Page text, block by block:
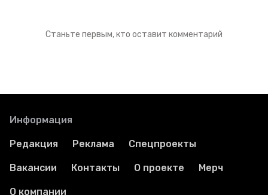
Станьте первым, кто оставит комментарий
Информация
Редакция Реклама Спецпроекты
Вакансии Контакты О проекте Мерч
О компании